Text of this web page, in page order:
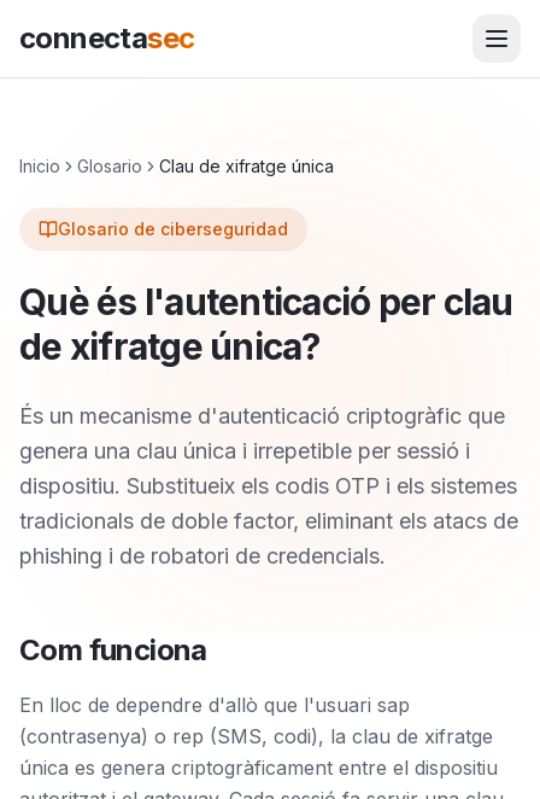
connectasec
Inicio Glosario Clau de xifratge única
Glosario de ciberseguridad
Què és l'autenticació per clau
de xifratge única?
És un mecanisme d'autenticació criptogràfic que
genera una clau única i irrepetible per sessió i
dispositiu. Substitueix els codis OTP i els sistemes
tradicionals de doble factor, eliminant els atacs de
phishing i de robatori de credencials.
Com funciona
En lloc de dependre d'allò que l'usuari sap
(contrasenya) o rep (SMS, codi), la clau de xifratge
única es genera criptogràficament entre el dispositiu